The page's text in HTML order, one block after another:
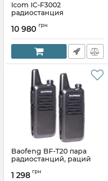
Icom IC-F3002
радиостанция
Артикул: IC-F3002
10 980 грн
Baofeng BF-T20 пара
радиостанций, раций
1 298 грн